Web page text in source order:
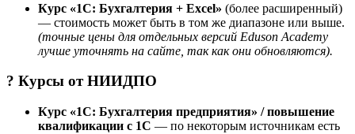
Курс «1С: Бухгалтерия + Excel» (более расширенный)
— стоимость может быть в том же диапазоне или выше.
(точные цены для отдельных версий Eduson Academy
лучше уточнять на сайте, так как они обновляются).
? Курсы отНИИДПО
Курс «1С: Бухгалтерия предприятия» / повышение
квалификации с 1С — по некоторым источникам есть